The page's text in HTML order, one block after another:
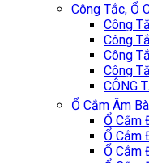
Công Tắc, Ổ
Công
Công
Công
Công
CÔNG
Ổ Cắm Âm
Ổ Cắm
Ổ Cắm
Ổ Cắm